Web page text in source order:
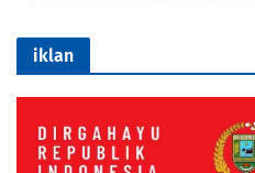
iklan